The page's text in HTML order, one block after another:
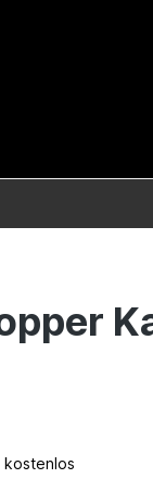
kostenlos